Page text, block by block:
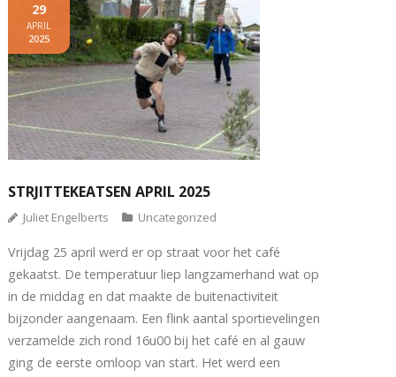
STRJITTEKEATSEN APRIL 2025
29
APRIL
2025
Juliet Engelberts Uncategorized
Vrijdag 25 april werd er op straat voor het café
gekaatst. De temperatuur liep langzamerhand wat op
in de middag en dat maakte de buitenactiviteit
bijzonder aangenaam. Een flink aantal sportievelingen
verzamelde zich rond 16u00 bij het café en al gauw
ging de eerste omloop van start. Het werd een